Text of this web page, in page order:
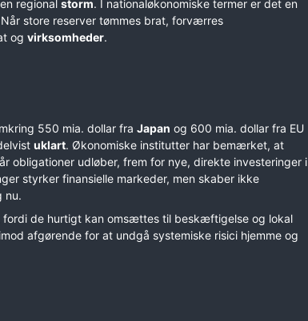
regional storm. I nationaløkonomiske termer er det en
store reserver tømmes brat, forværres
og virksomheder.
550 mia. dollar fra Japan og 600 mia. dollar fra EU
uklart. Økonomiske institutter har bemærket, at
obligationer udløber, frem for nye, direkte investeringer i
styrker finansielle markeder, men skaber ikke
nu.
fordi de hurtigt kan omsættes til beskæftigelse og lokal
afgørende for at undgå systemiske risici hjemme og